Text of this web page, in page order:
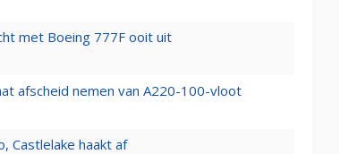
met Boeing 777F ooit uit
afscheid nemen van A220-100-vloot
Castlelake haakt af